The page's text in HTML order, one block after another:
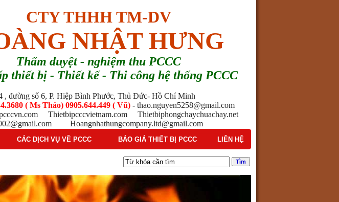
CTY THHH TM-DV
NHẬT HƯNG
Thẩm duyệt - nghiệm thu PCCC
thiết bị - Thiết kế - Thi công hệ thống PCCC
, đường số 6, P. Hiệp Bình Phước, Thủ Đức- Hồ Chí Minh
( Ms Thảo) 0905.644.449 ( Vũ) - thao.nguyen5258@gmail.com
Thietbipcccvietnam.com Thietbiphongchaychuachay.net
Hoangnhathungcompany.ltd@gmail.com
CÁC DỊCH VỤ VỀ PCCC BÁO GIÁ THIẾT BỊ PCCC LIÊN HỆ